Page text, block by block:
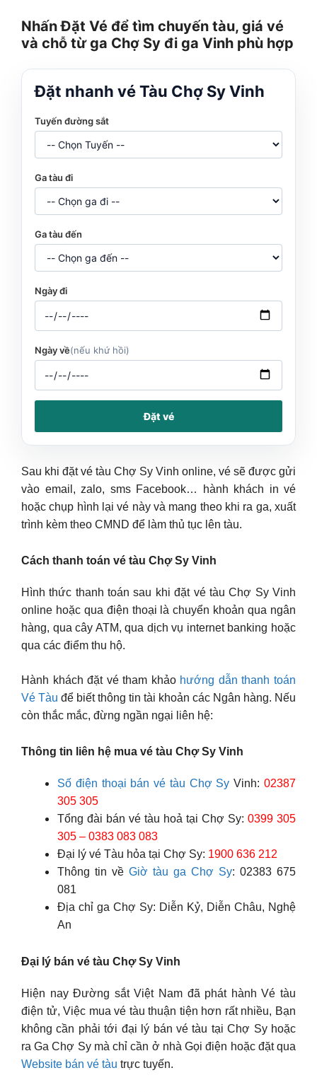
Nhấn Đặt Vé để tìm chuyến tàu, giá vé
và chỗ từ ga Chợ Sy đi ga Vinh phù hợp
Đặt nhanh vé Tàu Chợ Sy Vinh
Tuyến đường sắt
Ga tàu đi
Ga tàu đến
Ngày đi
Ngày về(nếu khứ hồi)
Đặt vé
Sau khi đặt vé tàu Chợ Sy Vinh online, vé sẽ được gửi
vào email, zalo, sms Facebook… hành khách in vé
hoặc chụp hình lại vé này và mang theo khi ra ga, xuất
trình kèm theo CMND để làm thủ tục lên tàu.
Cách thanh toán vé tàu Chợ Sy Vinh
Hình thức thanh toán sau khi đặt vé tàu Chợ Sy Vinh
online hoặc qua điện thoại là chuyển khoản qua ngân
hàng, qua cây ATM, qua dịch vụ internet banking hoặc
qua các điểm thu hộ.
Hành khách đặt vé tham khảo hướng dẫn thanh toán
Vé Tàu để biết thông tin tài khoản các Ngân hàng. Nếu
còn thắc mắc, đừng ngần ngại liên hệ:
Thông tin liên hệ mua vé tàu Chợ Sy Vinh
Số điện thoại bán vé tàu Chợ Sy Vinh:02387
305 305
Tổng đài bán vé tàu hoả tại Chợ Sy: 0399 305
305 – 0383 083 083
Đại lý vé Tàu hỏa tại Chợ Sy: 1900 636 212
Thông tin về Giờ tàu ga Chợ Sy: 02383 675
081
Địa chỉ ga Chợ Sy: Diễn Kỷ, Diễn Châu, Nghệ
An
Đại lý bán vé tàu Chợ Sy Vinh
Hiện nay Đường sắt Việt Nam đã phát hành Vé tàu
điện tử, Việc mua vé tàu thuận tiện hơn rất nhiều, Bạn
không cần phải tới đại lý bán vé tàu tại Chợ Sy hoặc
ra Ga Chợ Sy mà chỉ cần ở nhà Gọi điện hoặc đặt qua
Website bán vé tàu trực tuyến.